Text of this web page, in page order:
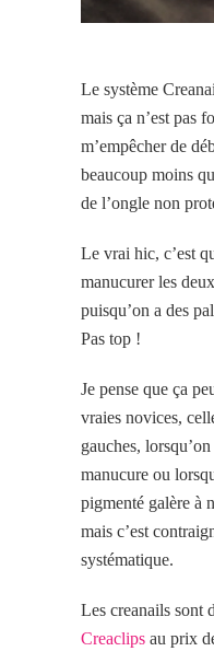
Le système
mais ça n’est pas
m’empêcher de
beaucoup moins
de l’ongle non
Le vrai hic, c’est
manucurer les
puisqu’on a des
Pas top !
Je pense que ça
vraies novices,
gauches,
manucure ou
pigmenté galère à
mais c’est
systématique.
Les creanails sont
Creaclips au prix